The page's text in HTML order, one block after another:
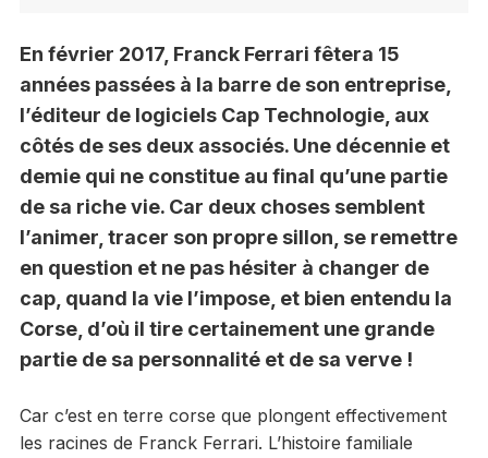
En février 2017, Franck Ferrari fêtera 15
années passées à la barre de son entreprise,
l’éditeur de logiciels Cap Technologie, aux
côtés de ses deux associés. Une décennie et
demie qui ne constitue au final qu’une partie
de sa riche vie. Car deux choses semblent
l’animer, tracer son propre sillon, se remettre
en question et ne pas hésiter à changer de
cap, quand la vie l’impose, et bien entendu la
Corse, d’où il tire certainement une grande
partie de sa personnalité et de sa verve !
Car c’est en terre corse que plongent effectivement
les racines de Franck Ferrari. L’histoire familiale